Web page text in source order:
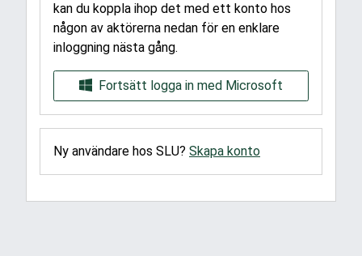
kan du koppla ihop det med ett konto hos
någon av aktörerna nedan för en enklare
inloggning nästa gång.
Fortsätt logga in med Microsoft
Ny användare hos SLU? Skapa konto